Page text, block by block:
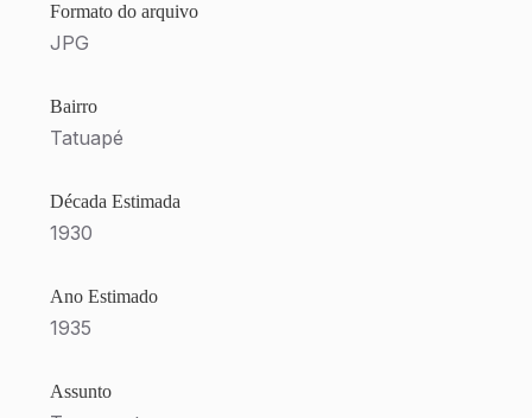
Formato do arquivo
JPG
Bairro
Tatuapé
Década Estimada
1930
Ano Estimado
1935
Assunto